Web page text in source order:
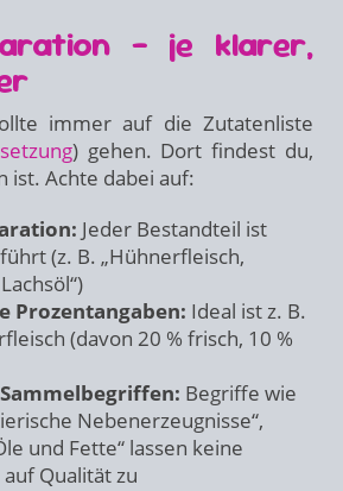
– je klarer,
immer auf die Zutatenliste
) gehen. Dort findest du,
ist. Achte dabei auf:
Jeder Bestandteil ist
(z. B. „Hühnerfleisch,
Prozentangaben: Ideal ist z. B.
(davon 20 % frisch, 10 %
Begriffe wie
Nebenerzeugnisse“,
und Fette“ lassen keine
Qualität zu